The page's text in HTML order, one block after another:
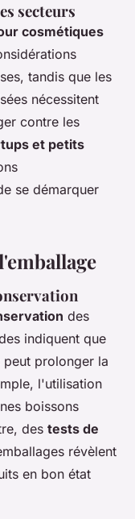
secteurs
cosmétiques
tandis que les
nécessitent
contre les
et petits
se démarquer
des
indiquent que
prolonger la
l'utilisation
boissons
des tests de
révèlent
en bon état